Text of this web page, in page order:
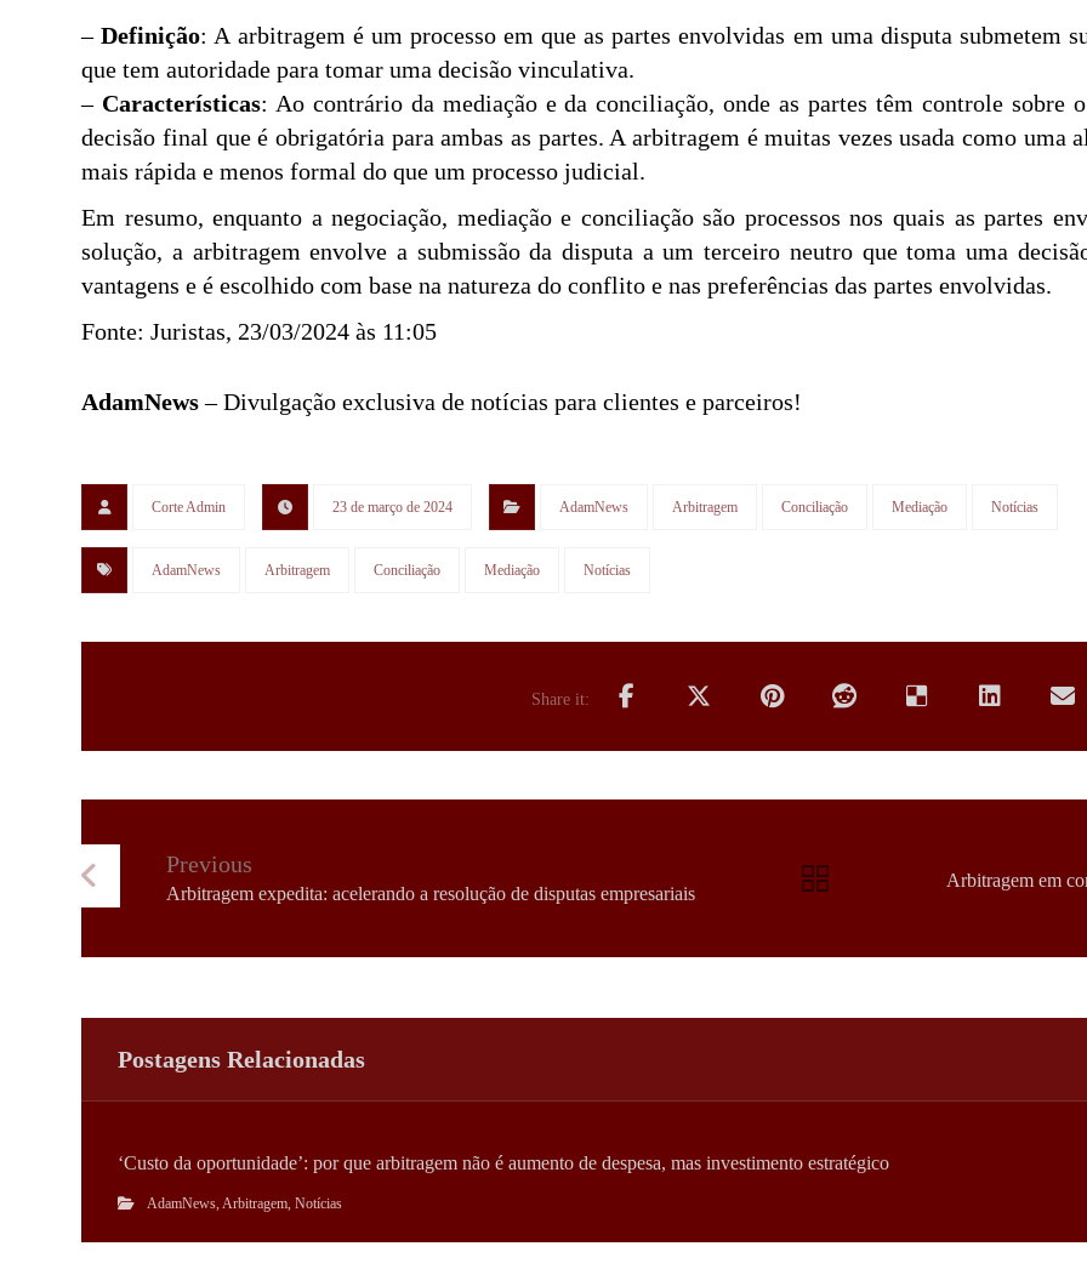
–Definição: A arbitragem é um processo em que as partes envolvidas em uma disputa submetem
que tem autoridade para tomar uma decisão vinculativa.
– Características: Ao contrário da mediação e da conciliação, onde as partes têm controle sobre
decisão final que é obrigatória para ambas as partes. A arbitragem é muitas vezes usada como
mais rápida e menos formal do que um processo judicial.
Em resumo, enquanto a negociação, mediação e conciliação são processos nos quais as partes
solução, a arbitragem envolve a submissão da disputa a um terceiro neutro que toma uma
vantagens e é escolhido com base na natureza do conflito e nas preferências das partes envolvidas.
Fonte: Juristas, 23/03/2024 às 11:05
AdamNews– Divulgação exclusiva de notícias para clientes e parceiros!
Corte Admin 23 de março de 2024 AdamNews Arbitragem Conciliação Mediação Notícias
AdamNews Arbitragem Conciliação Mediação Notícias
Previous
Arbitragem expedita: acelerando a resolução de disputas empresariais
Arbitragem em
Postagens Relacionadas
‘Custo da oportunidade’: por que arbitragem não é aumento de despesa, mas investimento estratégico
AdamNews,Arbitragem,Notícias